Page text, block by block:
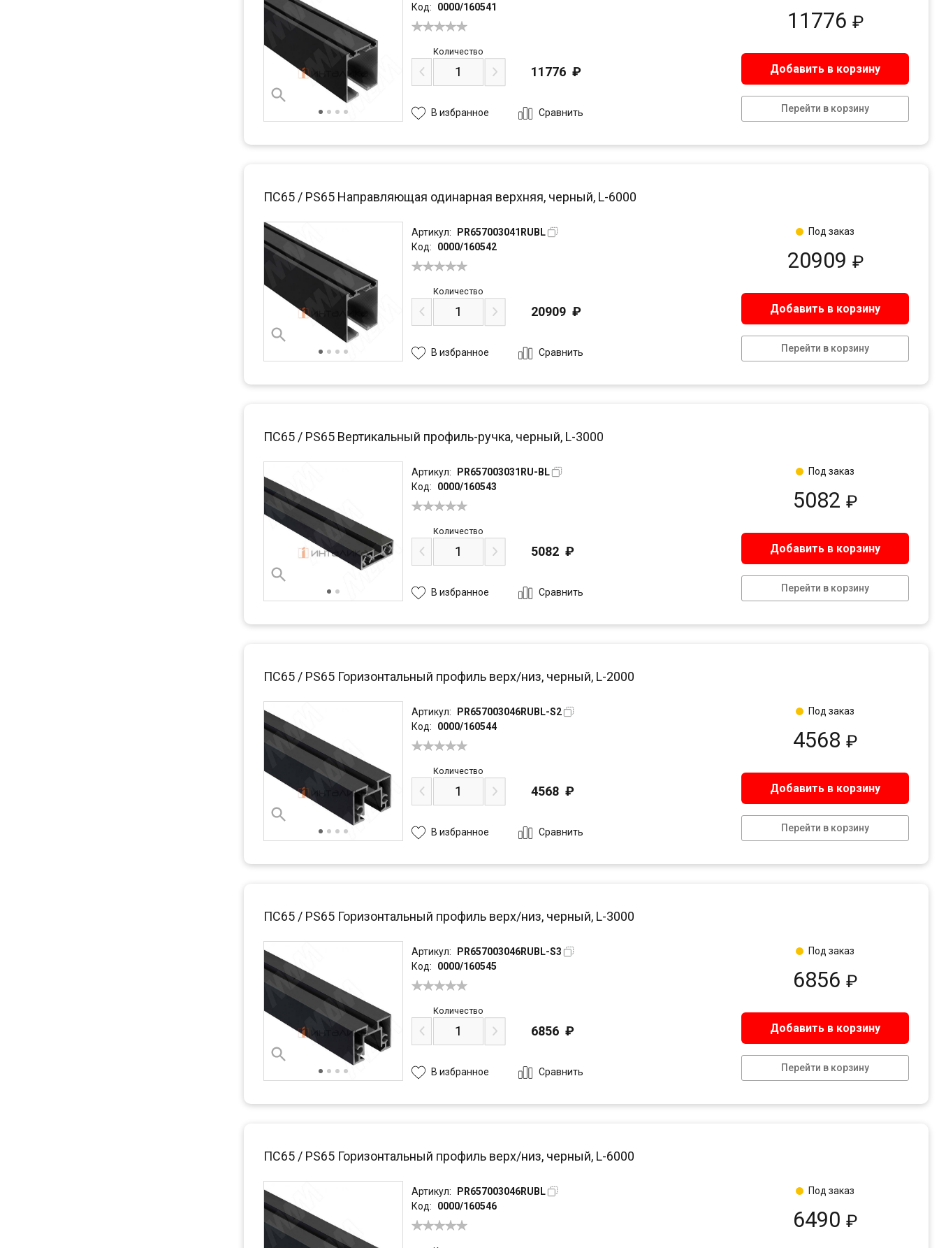
Код:
0000/160541
11776 ₽
Количество
11776 ₽ Добавить в корзину
Перейти в корзину
В избранное Сравнить
ПС65 / PS65 Направляющая одинарная верхняя, черный, L-6000
Артикул:
PR657003041RUBL
Код:
0000/160542
20909 ₽
Количество
20909 ₽ Добавить в корзину
Перейти в корзину
В избранное Сравнить
Под заказ
ПС65 / PS65 Вертикальный профиль-ручка, черный, L-3000
Артикул:
PR657003031RU-BL
Код:
0000/160543
5082 ₽
Количество
5082 ₽ Добавить в корзину
Перейти в корзину
В избранное Сравнить
Под заказ
ПС65 / PS65 Горизонтальный профиль верх/низ, черный, L-2000
Артикул:
PR657003046RUBL-S2
Код:
0000/160544
4568 ₽
Количество
4568 ₽ Добавить в корзину
Перейти в корзину
В избранное Сравнить
Под заказ
ПС65 / PS65 Горизонтальный профиль верх/низ, черный, L-3000
Артикул:
PR657003046RUBL-S3
Код:
0000/160545
6856 ₽
Количество
6856 ₽ Добавить в корзину
Перейти в корзину
В избранное Сравнить
Под заказ
ПС65 / PS65 Горизонтальный профиль верх/низ, черный, L-6000
Артикул:
PR657003046RUBL
Код:
0000/160546
6490 ₽
Под заказ